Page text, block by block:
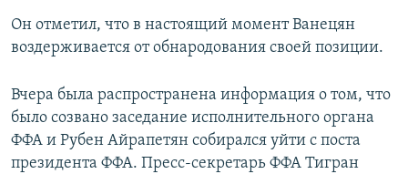
Он отметил, что в настоящий момент Ванецян
воздерживается от обнародования своей позиции.
Вчера была распространена информация о том, что
было созвано заседание исполнительного органа
ФФА и Рубен Айрапетян собирался уйти с поста
президента ФФА. Пресс-секретарь ФФА Тигран